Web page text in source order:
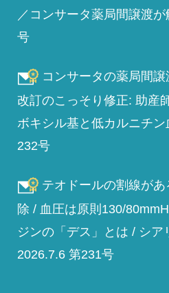
／コンサータ薬局間譲渡
号
コンサータの薬局間
改訂のこっそり修正: 助産
ボキシル基と低カルニチ
232号
テオドールの割線が
除 / 血圧は原則130/
ジンの「デス」とは / シア
2026.7.6 第231号